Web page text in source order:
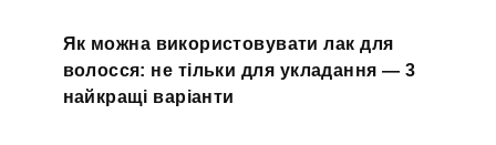
Як можна використовувати лак для
волосся: не тільки для укладання — 3
найкращі варіанти